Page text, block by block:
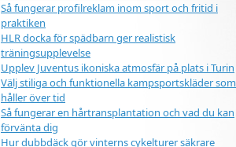
Så fungerar profilreklam inom sport och fritid i
praktiken
HLR docka för spädbarn ger realistisk
träningsupplevelse
Upplev Juventus ikoniska atmosfär på plats i Turin
Välj stiliga och funktionella kampsportskläder som
håller över tid
Så fungerar en hårtransplantation och vad du kan
förvänta dig
Hur dubbdäck gör vinterns cykelturer säkrare